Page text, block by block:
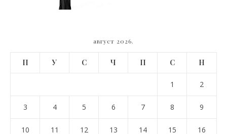
август 2026.
П У С Ч П С Н
1 2
3 4 5 6 7 8 9
10 11 12 13 14 15 16